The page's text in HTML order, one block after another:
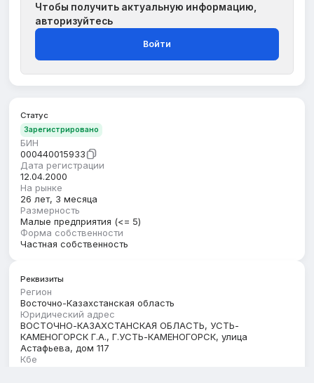
Чтобы получить актуальную информацию,
авторизуйтесь
Войти
Статус
Зарегистрировано
БИН
000440015933
Дата регистрации
12.04.2000
На рынке
26 лет, 3 месяца
Размерность
Малые предприятия (<= 5)
Форма собственности
Частная собственность
Реквизиты
Регион
Восточно-Казахстанская область
Юридический адрес
ВОСТОЧНО-КАЗАХСТАНСКАЯ ОБЛАСТЬ, УСТЬ-
КАМЕНОГОРСК Г.А., Г.УСТЬ-КАМЕНОГОРСК, улица
Астафьева, дом 117
Кбе